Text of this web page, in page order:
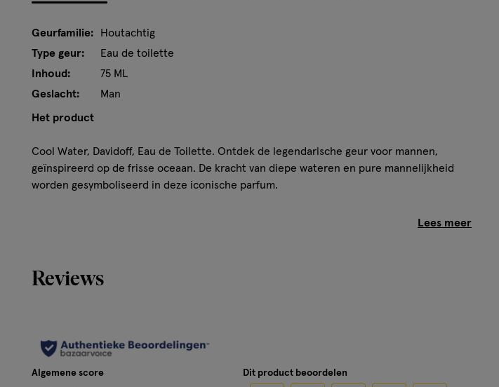
Geurfamilie:
Houtachtig
Type geur:
Eau de toilette
Inhoud:
75 ML
Geslacht:
Man
Het product
Cool Water, Davidoff, Eau de Toilette. Ontdek de legendarische geur voor mannen,
geïnspireerd op de frisse oceaan. De kracht van diepe wateren en pure mannelijkheid
worden gesymboliseerd in deze iconische parfum.
sensualiteit van amber. Een unieke samenstelling die direct zorgt voor een verfrissend
gevoel. Cool Water, de ultieme mix van frisheid, kracht en verleiding.
ALCOHOL DENAT., AQUA/WATER/EAU, PARFUM/FRAGRANCE,
ACRYLATES/OCTYLACRYLAMIDE COPOLYMER, LIMONENE, LINALOOL,
Reviews
Algemene score Dit product beoordelen